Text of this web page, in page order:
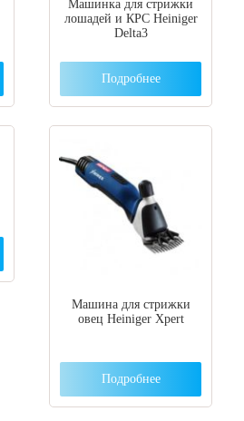
Машинка для стрижки
лошадей и КРС Heiniger
Delta3
Подробнее
Машина для стрижки
овец Heiniger Xpert
Подробнее